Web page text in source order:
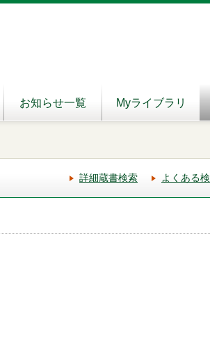
お知らせ一覧 Myライブラリ
詳細蔵書検索 よくある